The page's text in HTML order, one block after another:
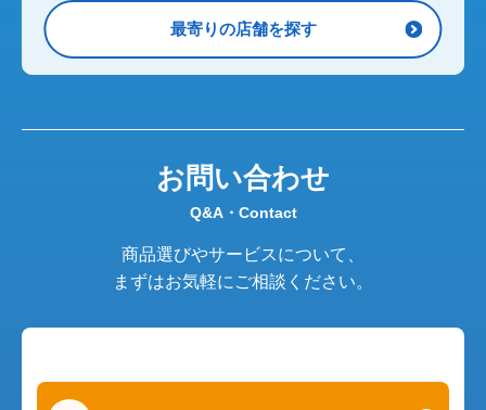
最寄りの店舗を探す
お問い合わせ
Q&A・Contact
商品選びやサービスについて、
まずはお気軽にご相談ください。